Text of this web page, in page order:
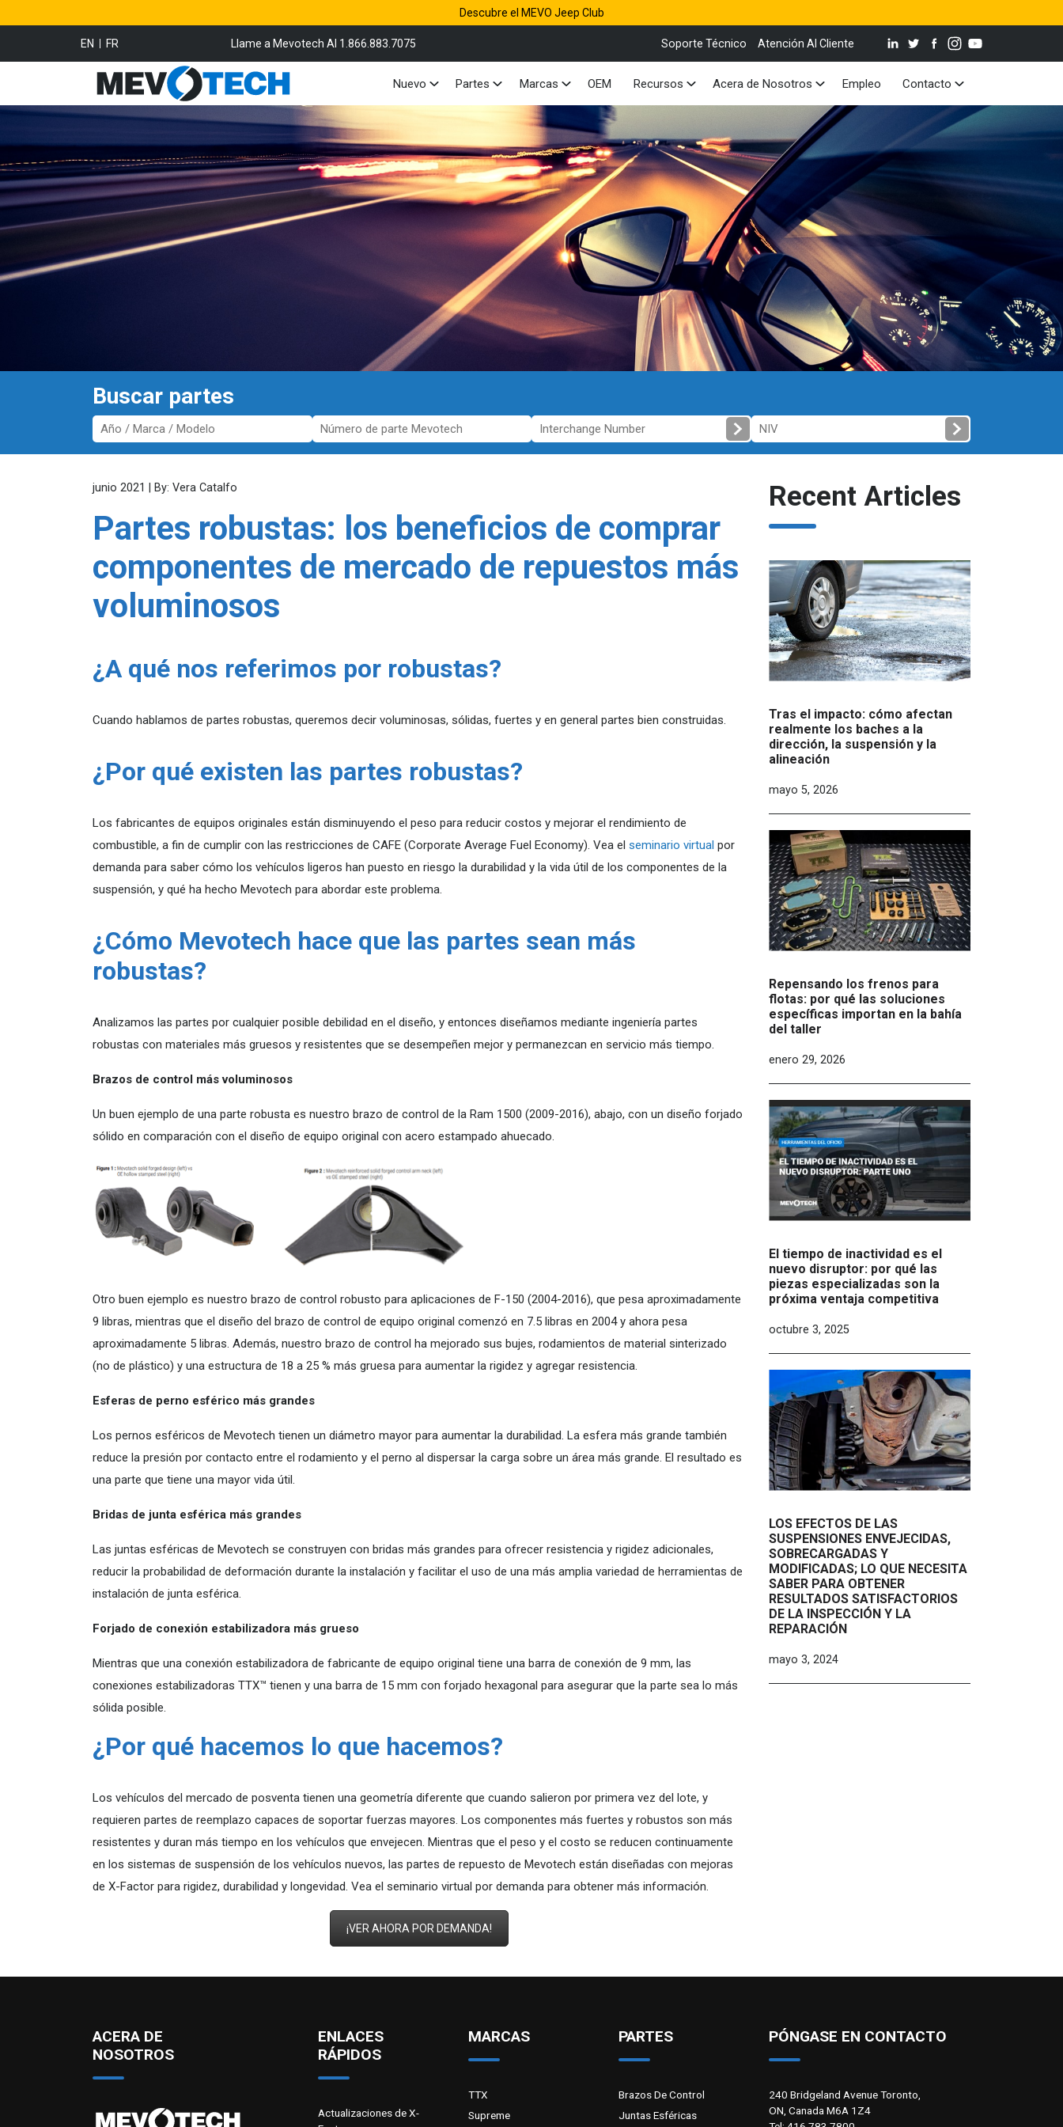
Descubre el MEVO Jeep Club
EN FR Llame a Mevotech Al 1.866.883.7075 Soporte Técnico Atención Al Cliente
Nuevo Partes Marcas OEM Recursos Acera de Nosotros Empleo Contacto
Buscar partes
junio 2021 | By: Vera Catalfo
Partes robustas: los beneficios de comprar
componentes de mercado de repuestos más
voluminosos
¿A qué nos referimos por robustas?
Cuando hablamos de partes robustas, queremos decir voluminosas, sólidas, fuertes y en general partes bien construidas.
¿Por qué existen las partes robustas?
Los fabricantes de equipos originales están disminuyendo el peso para reducir costos y mejorar el rendimiento de
combustible, a fin de cumplir con las restricciones de CAFE (Corporate Average Fuel Economy). Vea el seminario virtual por
demanda para saber cómo los vehículos ligeros han puesto en riesgo la durabilidad y la vida útil de los componentes de la
suspensión, y qué ha hecho Mevotech para abordar este problema.
¿Cómo Mevotech hace que las partes sean más
robustas?
Analizamos las partes por cualquier posible debilidad en el diseño, y entonces diseñamos mediante ingeniería partes
robustas con materiales más gruesos y resistentes que se desempeñen mejor y permanezcan en servicio más tiempo.
Brazos de control más voluminosos
Un buen ejemplo de una parte robusta es nuestro brazo de control de la Ram 1500 (2009-2016), abajo, con un diseño forjado
sólido en comparación con el diseño de equipo original con acero estampado ahuecado.
Otro buen ejemplo es nuestro brazo de control robusto para aplicaciones de F-150 (2004-2016), que pesa aproximadamente
9 libras, mientras que el diseño del brazo de control de equipo original comenzó en 7.5 libras en 2004 y ahora pesa
aproximadamente 5 libras. Además, nuestro brazo de control ha mejorado sus bujes, rodamientos de material sinterizado
(no de plástico) y una estructura de 18 a 25 % más gruesa para aumentar la rigidez y agregar resistencia.
Esferas de perno esférico más grandes
Los pernos esféricos de Mevotech tienen un diámetro mayor para aumentar la durabilidad. La esfera más grande también
reduce la presión por contacto entre el rodamiento y el perno al dispersar la carga sobre un área más grande. El resultado es
una parte que tiene una mayor vida útil.
Bridas de junta esférica más grandes
Las juntas esféricas de Mevotech se construyen con bridas más grandes para ofrecer resistencia y rigidez adicionales,
reducir la probabilidad de deformación durante la instalación y facilitar el uso de una más amplia variedad de herramientas de
instalación de junta esférica.
Forjado de conexión estabilizadora más grueso
Mientras que una conexión estabilizadora de fabricante de equipo original tiene una barra de conexión de 9 mm, las
conexiones estabilizadoras TTX™ tienen y una barra de 15 mm con forjado hexagonal para asegurar que la parte sea lo más
sólida posible.
¿Por qué hacemos lo que hacemos?
Los vehículos del mercado de posventa tienen una geometría diferente que cuando salieron por primera vez del lote, y
requieren partes de reemplazo capaces de soportar fuerzas mayores. Los componentes más fuertes y robustos son más
resistentes y duran más tiempo en los vehículos que envejecen. Mientras que el peso y el costo se reducen continuamente
en los sistemas de suspensión de los vehículos nuevos, las partes de repuesto de Mevotech están diseñadas con mejoras
de X-Factor para rigidez, durabilidad y longevidad. Vea el seminario virtual por demanda para obtener más información.
¡VER AHORA POR DEMANDA!
Recent Articles
Tras el impacto: cómo afectan
realmente los baches a la
dirección, la suspensión y la
alineación
mayo 5, 2026
Repensando los frenos para
flotas: por qué las soluciones
específicas importan en la bahía
del taller
enero 29, 2026
El tiempo de inactividad es el
nuevo disruptor: por qué las
piezas especializadas son la
próxima ventaja competitiva
octubre 3, 2025
LOS EFECTOS DE LAS
SUSPENSIONES ENVEJECIDAS,
SOBRECARGADAS Y
MODIFICADAS; LO QUE NECESITA
SABER PARA OBTENER
RESULTADOS SATISFACTORIOS
DE LA INSPECCIÓN Y LA
REPARACIÓN
mayo 3, 2024
ACERA DE
NOSOTROS
ENLACES
RÁPIDOS
Actualizaciones de X-
MARCAS
TTX
Supreme
PARTES
Brazos De Control
Juntas Esféricas
PÓNGASE EN CONTACTO
240 Bridgeland Avenue Toronto,
ON, Canada M6A 1Z4